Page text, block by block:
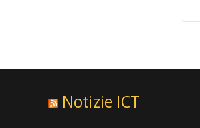
Notizie ICT